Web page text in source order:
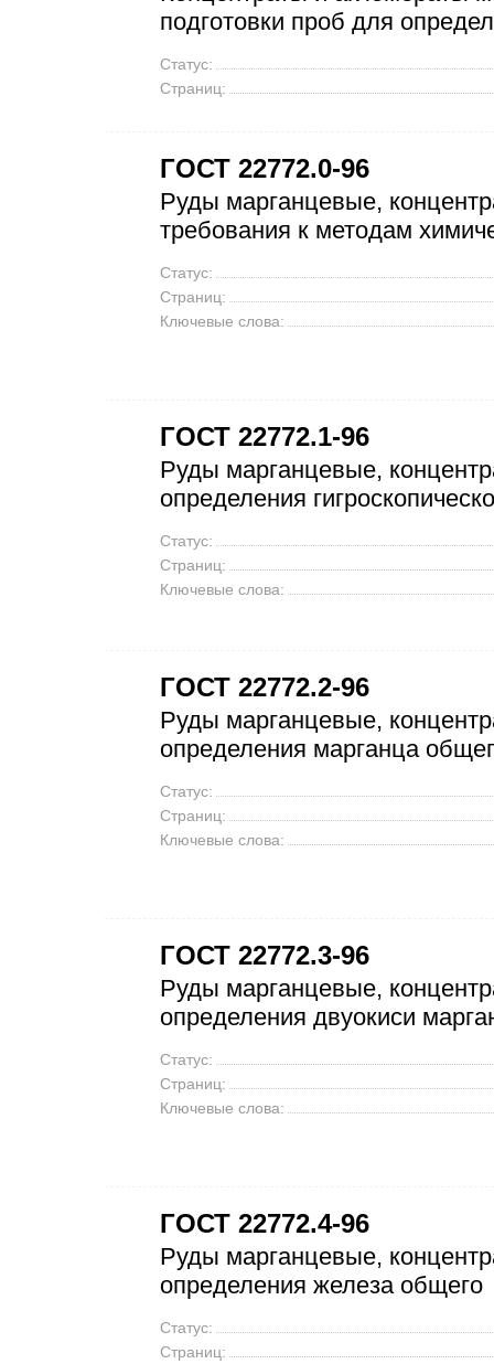
подготовки проб для
Статус:
Страниц:
ГОСТ 22772.0-96
Руды марганцевые,
требования к методам
Статус:
Страниц:
Ключевые слова:
ГОСТ 22772.1-96
Руды марганцевые,
определения
Статус:
Страниц:
Ключевые слова:
ГОСТ 22772.2-96
Руды марганцевые,
определения марганца
Статус:
Страниц:
Ключевые слова:
ГОСТ 22772.3-96
Руды марганцевые,
определения двуокиси
Статус:
Страниц:
Ключевые слова:
ГОСТ 22772.4-96
Руды марганцевые,
определения железа общего
Статус:
Страниц: